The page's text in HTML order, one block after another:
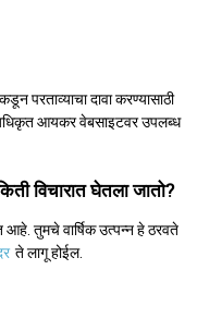
परताव्याचा दावा करण्यासाठी
आयकर वेबसाइटवर उपलब्ध
विचारात घेतला जातो?
आहे. तुमचे वार्षिक उत्पन्न हे ठरवते
ते लागू होईल.